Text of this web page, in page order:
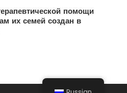
помощи
их семей создан в